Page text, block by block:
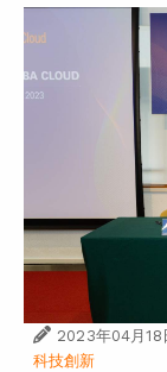
2023年04月18
科技創新